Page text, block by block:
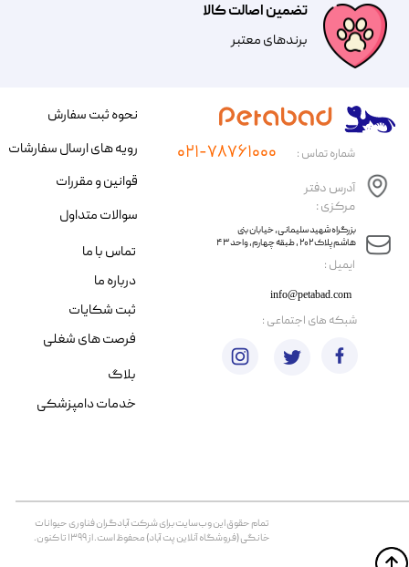
تضمین اصالت کالا
​​برندهای معتبر​​​​​​​
​ایمیل :
آدرس دفتر
مرکزی :
info@petabad.com
​​بزرگراه شهید سلیمانی، خیابان بنی
هاشم پلاک ۲۰۲ ، طبقه چهارم، واحد ۴۳
شماره تماس : ۰۲۱-۷۸۷۶۱۰۰۰
تمام حقوق اين وب‌سايت برای شرکت آبادگران فناوری حیوانات
خانگی (فروشگاه آنلاین پت آباد) محفوظ است. از ۱۳۹۹ تا کنون.
نحوه ثبت سفارش
رویه های ارسال سفارشات
قوانین و مقررات
سوالات متداول
تماس با ما
درباره ما
ثبت شکایات
فرصت های شغلی
​شبکه های اجتماعی :
بلاگ
خدمات دامپزشکی